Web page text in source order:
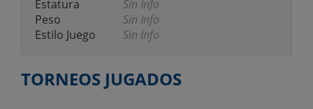
Estatura
Sin Info
Peso
Sin Info
Estilo Juego
Sin Info
TORNEOS JUGADOS